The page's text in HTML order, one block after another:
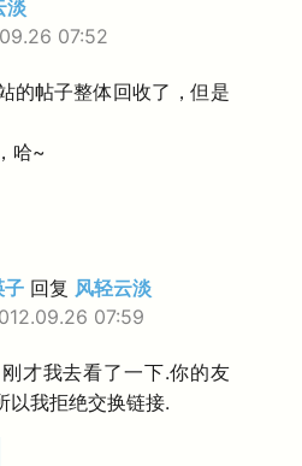
淡
07:52
的帖子整体回收了，但是
哈~
子 回复 风轻云淡
07:59
刚才我去看了一下.你的友
以我拒绝交换链接.